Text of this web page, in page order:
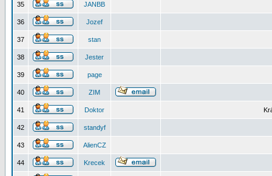
35 JANBB
36 Jozef
37 stan
38 Jester
39 page
40 ZIM
41 Doktor
42 standyf
43 AlienCZ
44 Krecek